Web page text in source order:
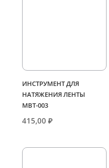
ИНСТРУМЕНТ ДЛЯ
НАТЯЖЕНИЯ ЛЕНТЫ
МВТ-003
415,00 ₽